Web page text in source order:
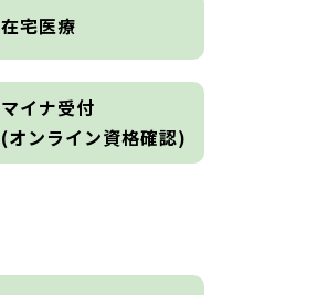
在宅医療
マイナ受付
(オンライン資格確認)